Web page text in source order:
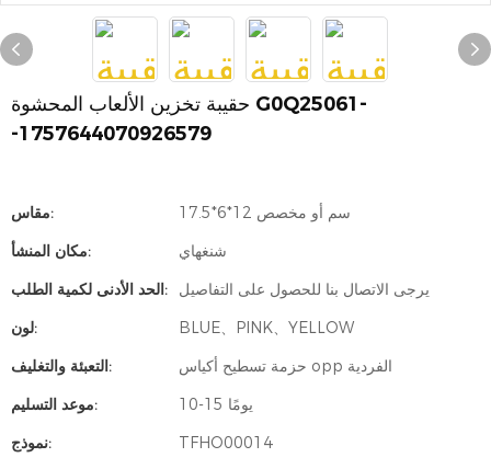
حقيبة تخزين الألعاب المحشوة G0Q25061-
-1757644070926579
مقاس:
17.5*6*12 سم أو مخصص
مكان المنشأ:
شنغهاي
الحد الأدنى لكمية الطلب:
يرجى الاتصال بنا للحصول على التفاصيل
لون:
BLUE、PINK、YELLOW
التعبئة والتغليف:
حزمة تسطيح أكياس opp الفردية
موعد التسليم:
10-15 يومًا
نموذج:
TFHO00014